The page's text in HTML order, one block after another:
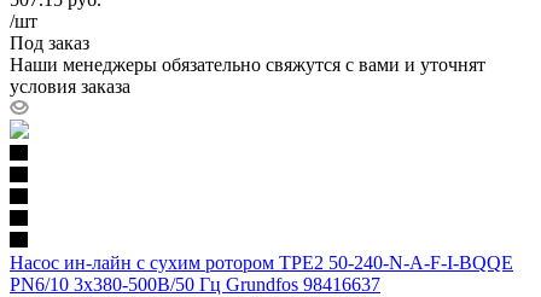
/шт
Под заказ
Наши менеджеры обязательно свяжутся с вами и уточнят
условия заказа
Насос ин-лайн с сухим ротором TPE2 50-240-N-A-F-I-BQQE
PN6/10 3х380-500В/50 Гц Grundfos 98416637